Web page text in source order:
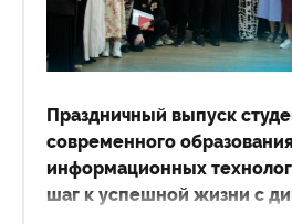
Праздничный выпуск
современного
информационных
шаг к успешной жизни с